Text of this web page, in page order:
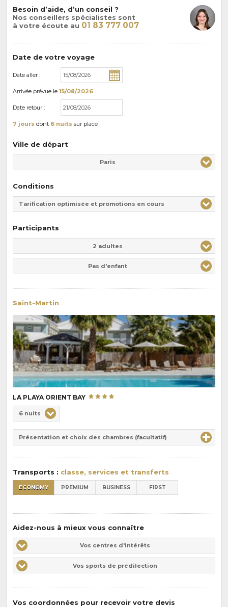
Besoin d’aide, d’un conseil ?
Nos conseillers spécialistes sont
à votre écoute au 01 83 777 007
Date de votre voyage
Date aller :
Arrivée prévue le 15/08/2026
Date retour :
7 jours dont 6 nuits sur place
Ville de départ
Paris
Conditions
Tarification optimisée et promotions en cours
Participants
2 adultes
Pas d'enfant
Saint-Martin
LA PLAYA ORIENT BAY
de
pension
:
Durée
6 nuits
Présentation et choix des chambres (facultatif)
Transports : classe, services et transferts
ECONOMY PREMIUM BUSINESS FIRST
Aidez-nous à mieux vous connaître
Vos
centres
d'intérêts
Vos centres d'intérêts
Vos
sports
de
Vos sports de prédilection
Vos coordonnées pour recevoir votre devis